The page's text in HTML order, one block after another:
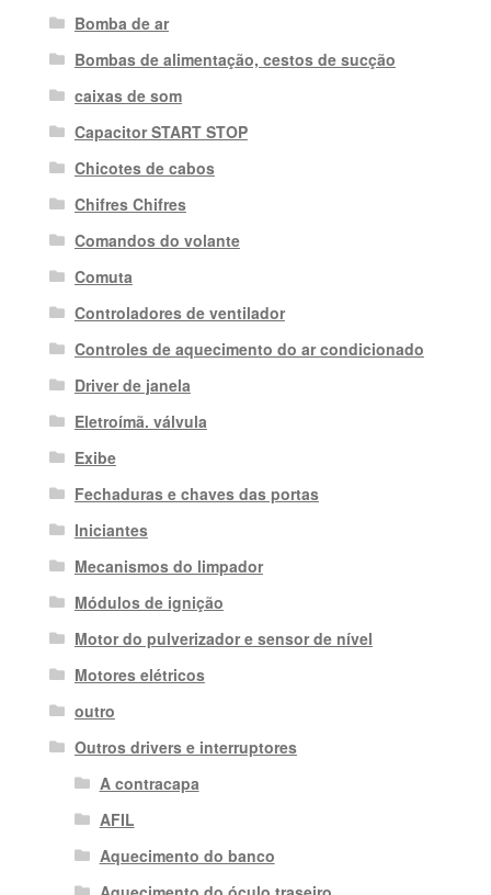
Bomba de ar
Bombas de alimentação, cestos de sucção
caixas de som
Capacitor START STOP
Chicotes de cabos
Chifres Chifres
Comandos do volante
Comuta
Controladores de ventilador
Controles de aquecimento do ar condicionado
Driver de janela
Eletroímã. válvula
Exibe
Fechaduras e chaves das portas
Iniciantes
Mecanismos do limpador
Módulos de ignição
Motor do pulverizador e sensor de nível
Motores elétricos
outro
Outros drivers e interruptores
A contracapa
AFIL
Aquecimento do banco